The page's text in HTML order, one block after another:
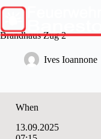
Skip
content
Brandhaus Zug 2
Ives Ioannone
When
13.09.2025